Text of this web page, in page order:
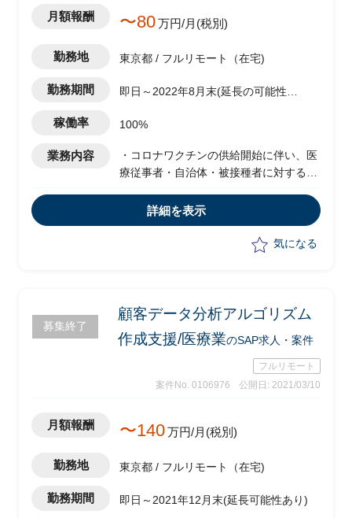
月額報酬 〜80万円/月(税別)
勤務地 東京都 / フルリモート（在宅)
勤務期間
即日～2022年8月末(延長の可能性あ
稼働率 100%
業務内容
・コロナワクチンの供給開始に伴い、医
療従事者・自治体・被接種者に対する情
アプリの新規・変更要件への対応、業務
の定常化に向けた検討を進めている、デ
ータ管理チームのリードとして以下の業
ック作業
詳細を表示
気になる
募集終了
顧客データ分析アルゴリズム
作成支援/医療業のSAP求人・案件
フルリモート
案件No. 0106976
公開日: 2021/03/10
月額報酬 〜140万円/月(税別)
勤務地 東京都 / フルリモート（在宅)
勤務期間 即日～2021年12月末(延長可能性あり)